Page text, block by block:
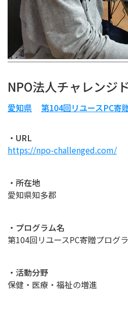
NPO法人チャレンジ
愛知県 第104回リユースPC寄
・URL
https://npo-challenged.com/
・所在地
愛知県知多郡
・プログラム名
第104回リユースPC寄贈プログ
・活動分野
保健・医療・福祉の増進